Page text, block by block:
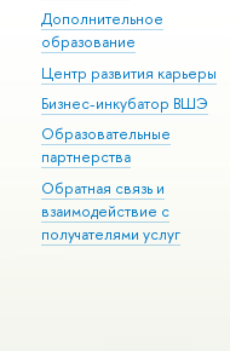
Дополнительное
образование
Центр развития карьеры
Бизнес-инкубатор ВШЭ
Образовательные
партнерства
Обратная связь и
взаимодействие с
получателями услуг